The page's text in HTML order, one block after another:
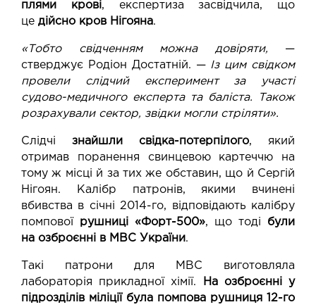
плями крові, експертиза засвідчила, що
це дійсно кров Нігояна.
«Тобто свідченням можна довіряти, —
стверджує Родіон Достатній. — Із цим свідком
провели слідчий експеримент за участі
судово-медичного експерта та баліста. Також
розрахували сектор, звідки могли стріляти».
Слідчі знайшли свідка-потерпілого, який
отримав поранення свинцевою картеччю на
тому ж місці й за тих же обставин, що й Сергій
Нігоян. Калібр патронів, якими вчинені
вбивства в січні 2014-го, відповідають калібру
помпової рушниці «Форт-500», що тоді були
на озброєнні в МВС України.
Такі патрони для МВС виготовляла
лабораторія прикладної хімії.
На озброєнні у
підрозділів міліції була помпова рушниця 12-го